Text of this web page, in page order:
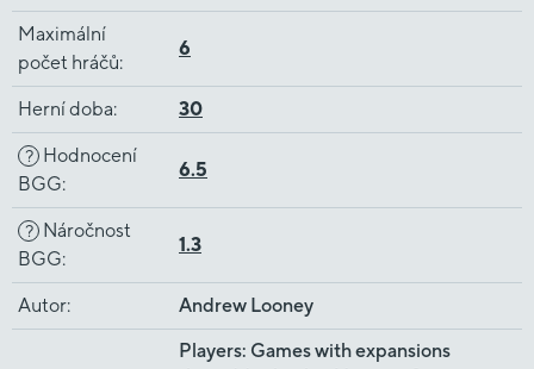
Maximální
počet hráčů:
6
Herní doba: 30
? Hodnocení
BGG:
6.5
? Náročnost
BGG:
1.3
Autor: Andrew Looney
Players: Games with expansions